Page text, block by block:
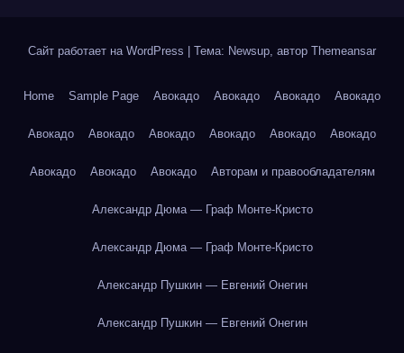
Сайт работает на WordPress Тема: Newsup, автор Themeansar
Home Sample Page Авокадо Авокадо Авокадо Авокадо
Авокадо Авокадо Авокадо Авокадо Авокадо Авокадо
Авокадо Авокадо Авокадо Авторам и правообладателям
Александр Дюма — Граф Монте-Кристо
Александр Дюма — Граф Монте-Кристо
Александр Пушкин — Евгений Онегин
Александр Пушкин — Евгений Онегин